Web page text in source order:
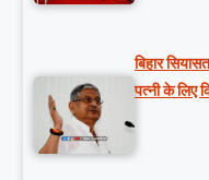
बिहार
पत्नी के लिए